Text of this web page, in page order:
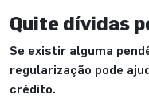
Quite dívidas
Se existir alguma
regularização pode
crédito.